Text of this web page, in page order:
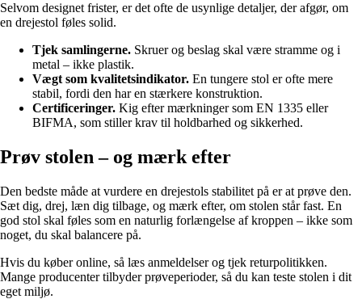
Selvom designet frister, er det ofte de usynlige detaljer, der afgør, om
en drejestol føles solid.
Tjek samlingerne. Skruer og beslag skal være stramme og i
metal – ikke plastik.
Vægt som kvalitetsindikator. En tungere stol er ofte mere
stabil, fordi den har en stærkere konstruktion.
Certificeringer. Kig efter mærkninger som EN 1335 eller
BIFMA, som stiller krav til holdbarhed og sikkerhed.
Prøv stolen – og mærk efter
Den bedste måde at vurdere en drejestols stabilitet på er at prøve den.
Sæt dig, drej, læn dig tilbage, og mærk efter, om stolen står fast. En
god stol skal føles som en naturlig forlængelse af kroppen – ikke som
noget, du skal balancere på.
Hvis du køber online, så læs anmeldelser og tjek returpolitikken.
Mange producenter tilbyder prøveperioder, så du kan teste stolen i dit
eget miljø.